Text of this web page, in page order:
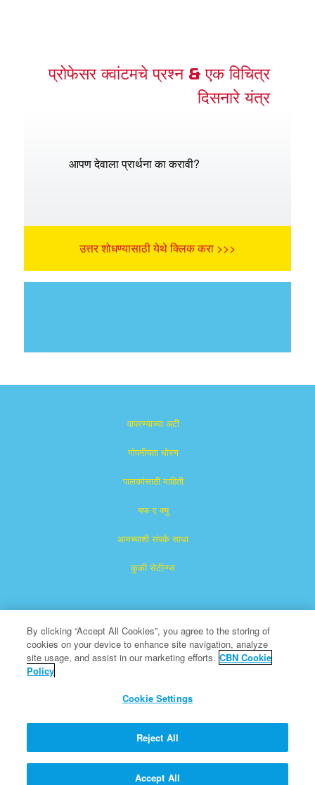
प्रोफेसर क्वांटमचे प्रश्न & एक विचित्र
दिसनारे यंत्र
आपण देवाला प्रार्थना का करावी?
उत्तर शोधण्यासाठी येथे क्लिक करा >>>
वापरण्याच्या अटी
गोपनीयता धोरण
पालकांसाठी माहिती
यफ ए क्यु
आमच्याशी संपर्क साधा
कुकी सेटीन्ग्स
सुपरबुक हा द ख्रिश्चन ब्रॉडकास्टिंग नेटवर्क, इंक.चा नोंदणीकृत ट्रेडमार्क आहे.
सर्व हक्क राखीव.
सिबीयन बद्दल
By clicking “Accept All Cookies”, you agree to the storing of
cookies on your device to enhance site navigation, analyze
site usage, and assist in our marketing efforts. CBN Cookie
Policy
Cookie Settings
Reject All
Accept All